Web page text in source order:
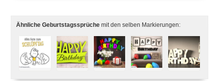
Ähnliche Geburtstagssprüche mit den selben Markierungen: